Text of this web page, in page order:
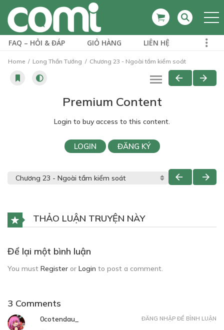
FAQ – HỎI & ĐÁP GIỎ HÀNG LIÊN HỆ
Home Long Thần Tướng Chương 23 - Ngoài tầm kiểm soát
Premium Content
Login to buy access to this content.
LOGIN ĐĂNG KÝ
THẢO LUẬN TRUYỆN NÀY
Để lại một bình luận
You must Register or Login to post a comment.
3 Comments
0cotendau_
ĐĂNG NHẬP ĐỂ BÌNH LUẬN